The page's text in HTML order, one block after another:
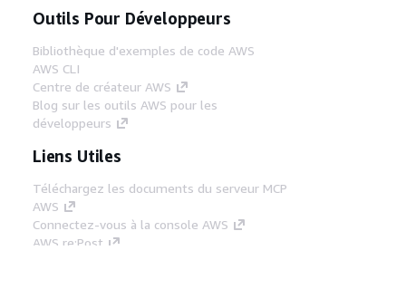
Outils Pour Développeurs
Bibliothèque d'exemples de code AWS
AWS CLI
Centre de créateur AWS
Blog sur les outils AWS pour les
développeurs
Liens Utiles
Téléchargez les documents du serveur MCP
AWS
Connectez-vous à la console AWS
AWS re:Post